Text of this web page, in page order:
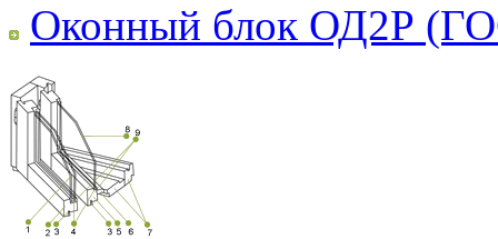
Оконный блок ОД2Р